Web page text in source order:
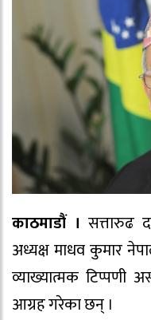
काठमाडौं । सत्तारुढ
अध्यक्ष माधव कुमार
व्याख्यात्मक टिप्पणी
आग्रह गरेका छन् ।